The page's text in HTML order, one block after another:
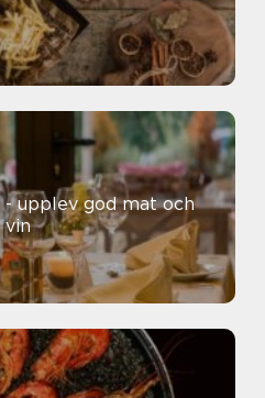
- upplev god mat och
vin